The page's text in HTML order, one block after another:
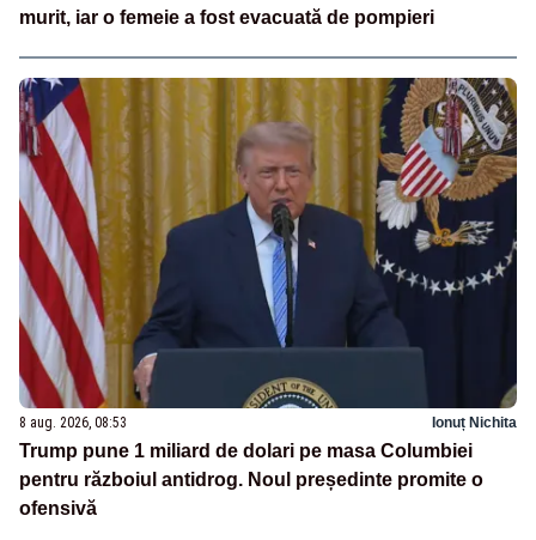
murit, iar o femeie a fost evacuată de pompieri
8 aug. 2026, 08:53 Ionuț Nichita
Trump pune 1 miliard de dolari pe masa Columbiei
pentru războiul antidrog. Noul președinte promite o
ofensivă